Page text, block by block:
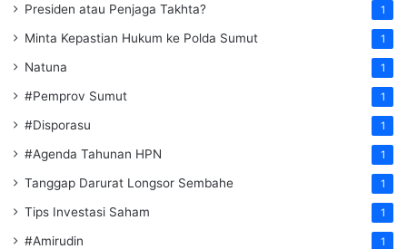
Presiden atau Penjaga Takhta? 1
Minta Kepastian Hukum ke Polda Sumut 1
Natuna 1
#Pemprov Sumut 1
#Disporasu 1
#Agenda Tahunan HPN 1
Tanggap Darurat Longsor Sembahe 1
Tips Investasi Saham 1
#Amirudin 1